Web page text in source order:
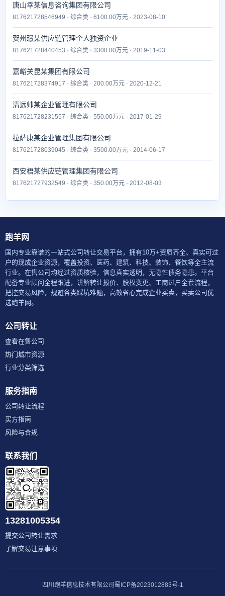
唐山幸某信息咨询集团有限公司
817621728546949 · 综合类 · 6100.00万元 · 2023-08-10
贺州璟某供应链管理个人独资企业
817621728440453 · 综合类 · 3300.00万元 · 2019-11-03
嘉峪关昆某集团有限公司
817621728374917 · 综合类 · 200.00万元 · 2020-12-21
清远帅某企业管理有限公司
817621728231557 · 综合类 · 550.00万元 · 2017-01-29
拉萨康某企业管理集团有限公司
817621728039045 · 综合类 · 3500.00万元 · 2014-06-17
西安梧某供应链管理集团有限公司
817621727932549 · 综合类 · 350.00万元 · 2012-08-03
跑羊网
国内专业靠谱的一站式公司转让交易平台，拥有10万+资质齐全、真实可过
户的现成企业资源，覆盖投资、医药、建筑、科技、装饰、餐饮等全主流
行业。在售公司均经过资质核验，信息真实透明，无隐性债务隐患。平台
配备专业顾问全程跟进，讲解转让报价、股权变更、工商过户全套流程，
把控交易风险，规避各类踩坑难题，高效省心完成企业买卖，买卖公司优
选跑羊网。
公司转让
查看在售公司
热门城市资源
行业分类筛选
服务指南
公司转让流程
买方指南
风险与合规
联系我们
13281005354
提交公司转让需求
了解交易注意事项
四川跑羊信息技术有限公司 蜀ICP备2023012883号-1